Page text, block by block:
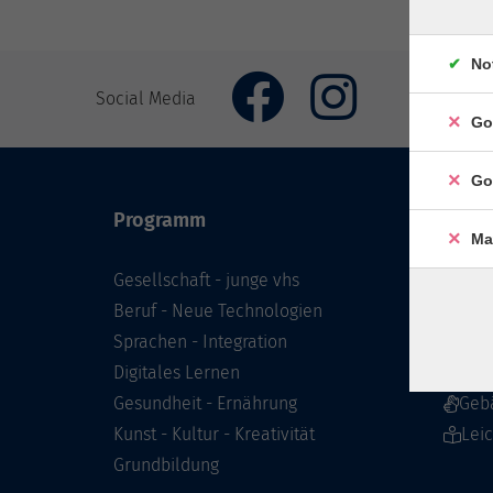
Social Media
Programm
Gesellschaft - junge vhs
Beruf - Neue Technologien
Sprachen - Integration
Digitales Lernen
Gesundheit - Ernährung
Kunst - Kultur - Kreativität
Grundbildung